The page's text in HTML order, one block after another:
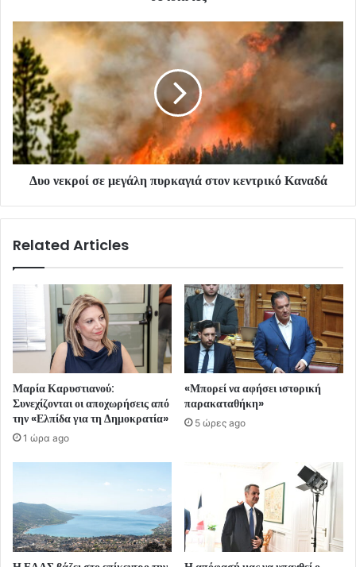
Δυο νεκροί σε μεγάλη πυρκαγιά στον κεντρικό Καναδά
Related Articles
Μαρία Καρυστιανού:
Συνεχίζονται οι αποχωρήσεις από
την «Ελπίδα για τη Δημοκρατία»
1 ώρα ago
«Μπορεί να αφήσει ιστορική
παρακαταθήκη»
5 ώρες ago